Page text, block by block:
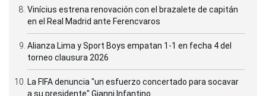
Vinícius estrena renovación con el brazalete de capitán
en el Real Madrid ante Ferencvaros
Alianza Lima y Sport Boys empatan 1-1 en fecha 4 del
torneo clausura 2026
La FIFA denuncia "un esfuerzo concertado para socavar
a su presidente" Gianni Infantino